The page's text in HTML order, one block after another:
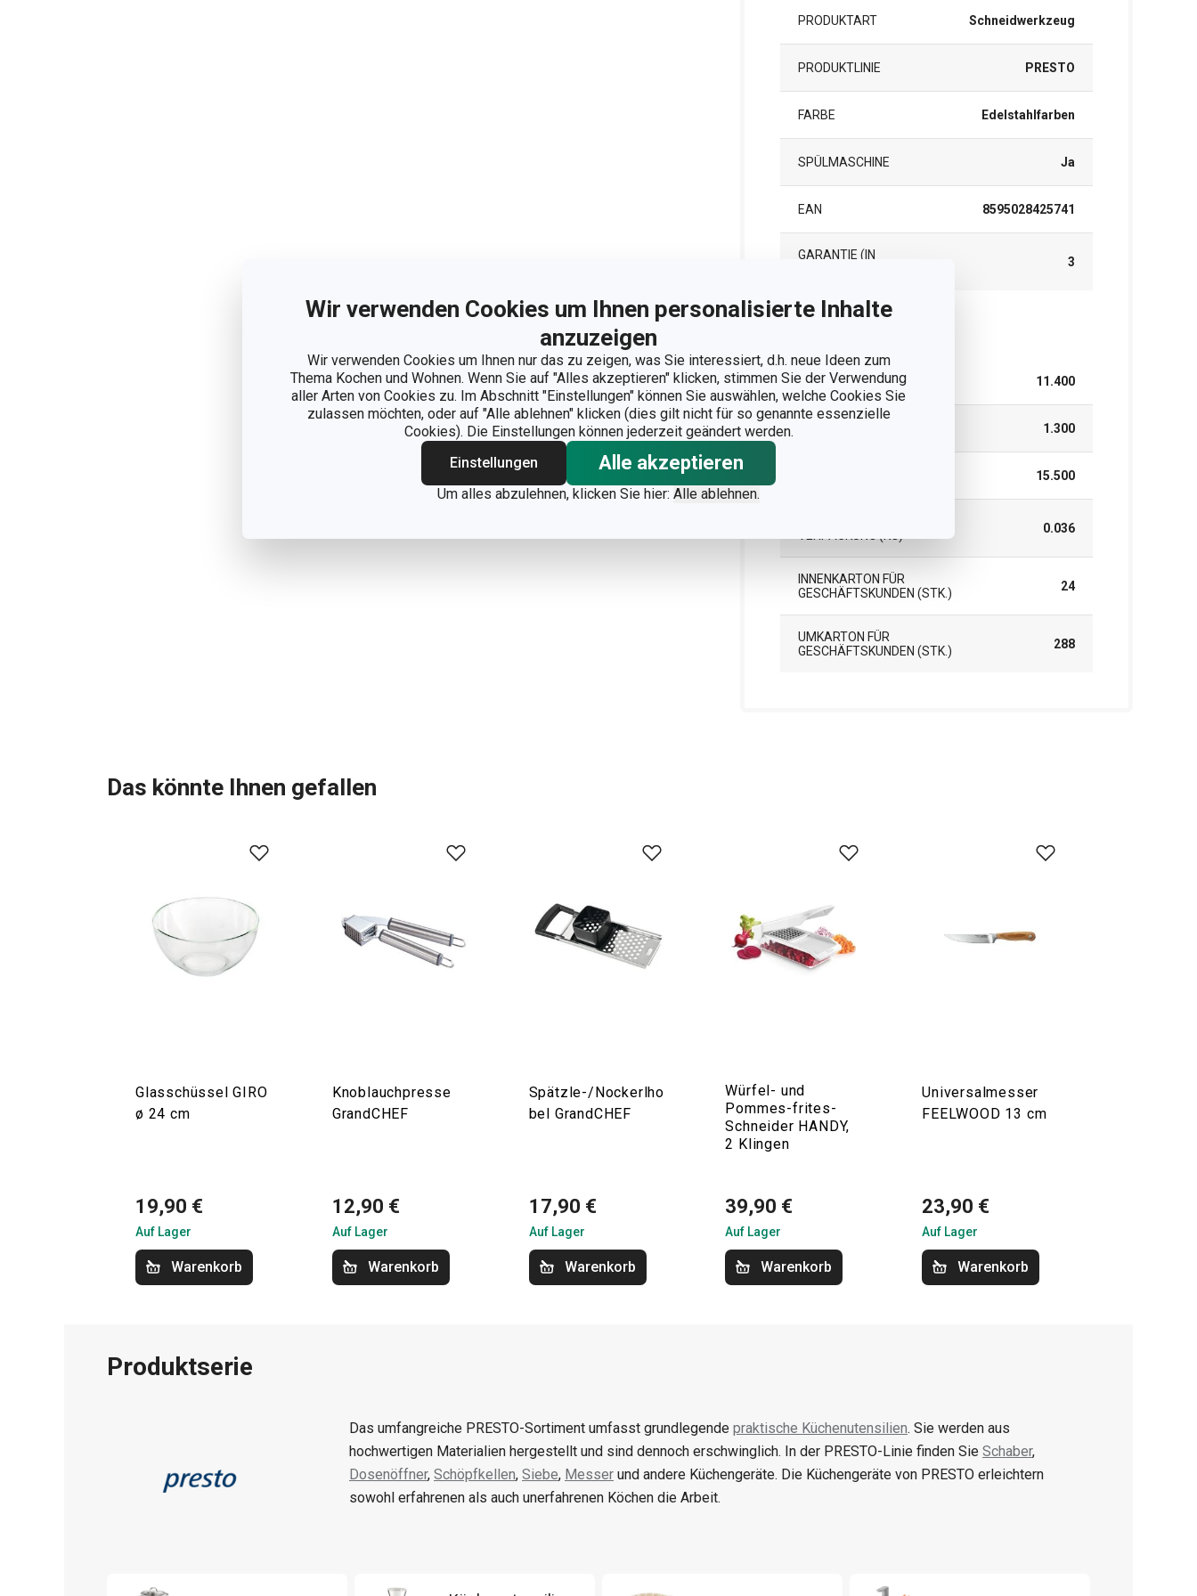
Wir verwenden Cookies um Ihnen personalisierte Inhalte
anzuzeigen
Wir verwenden Cookies um Ihnen nur das zu zeigen, was Sie interessiert, d.h. neue Ideen zum
Thema Kochen und Wohnen. Wenn Sie auf "Alles akzeptieren" klicken, stimmen Sie der Verwendung
aller Arten von Cookies zu. Im Abschnitt "Einstellungen" können Sie auswählen, welche Cookies Sie
zulassen möchten, oder auf "Alle ablehnen" klicken (dies gilt nicht für so genannte essenzielle
Cookies). Die Einstellungen können jederzeit geändert werden.
Einstellungen
Alle akzeptieren
Um alles abzulehnen, klicken Sie hier: Alle ablehnen.
PRODUKTART Schneidwerkzeug
PRODUKTLINIE PRESTO
FARBE Edelstahlfarben
SPÜLMASCHINE Ja
EAN 8595028425741
GARANTIE (IN
3
BREITE (CM) 11.400
1.300
15.500
0.036
INNENKARTON FÜR
GESCHÄFTSKUNDEN (STK.)
24
UMKARTON FÜR
GESCHÄFTSKUNDEN (STK.)
288
Das könnte Ihnen gefallen
Glasschüssel GIRO
ø 24 cm
19,90 €
Auf Lager
Warenkorb
Knoblauchpresse
GrandCHEF
12,90 €
Auf Lager
Warenkorb
Spätzle-/Nockerlho
bel GrandCHEF
17,90 €
Auf Lager
Warenkorb
Würfel- und
Pommes-frites-
Schneider HANDY,
2 Klingen
39,90 €
Auf Lager
Warenkorb
Universalmesser
FEELWOOD 13 cm
23,90 €
Auf Lager
Warenkorb
Produktserie
Das umfangreiche PRESTO-Sortiment umfasst grundlegende praktische Küchenutensilien. Sie werden aus
hochwertigen Materialien hergestellt und sind dennoch erschwinglich. In der PRESTO-Linie finden Sie Schaber,
Dosenöffner, Schöpfkellen, Siebe, Messer und andere Küchengeräte. Die Küchengeräte von PRESTO erleichtern
sowohl erfahrenen als auch unerfahrenen Köchen die Arbeit.